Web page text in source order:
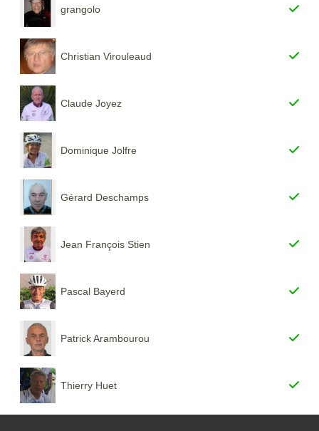
grangolo
Christian Virouleaud
Claude Joyez
Dominique Jolfre
Gérard Deschamps
Jean François Stien
Pascal Bayerd
Patrick Arambourou
Thierry Huet